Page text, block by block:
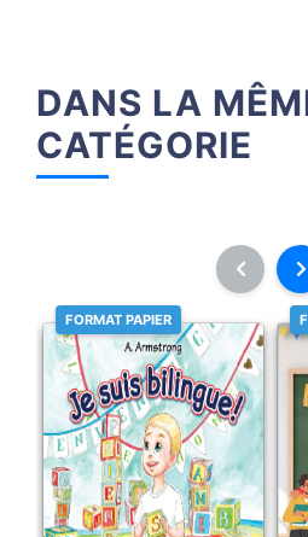
DANS LA
CATÉGORIE
FORMAT PAPIER